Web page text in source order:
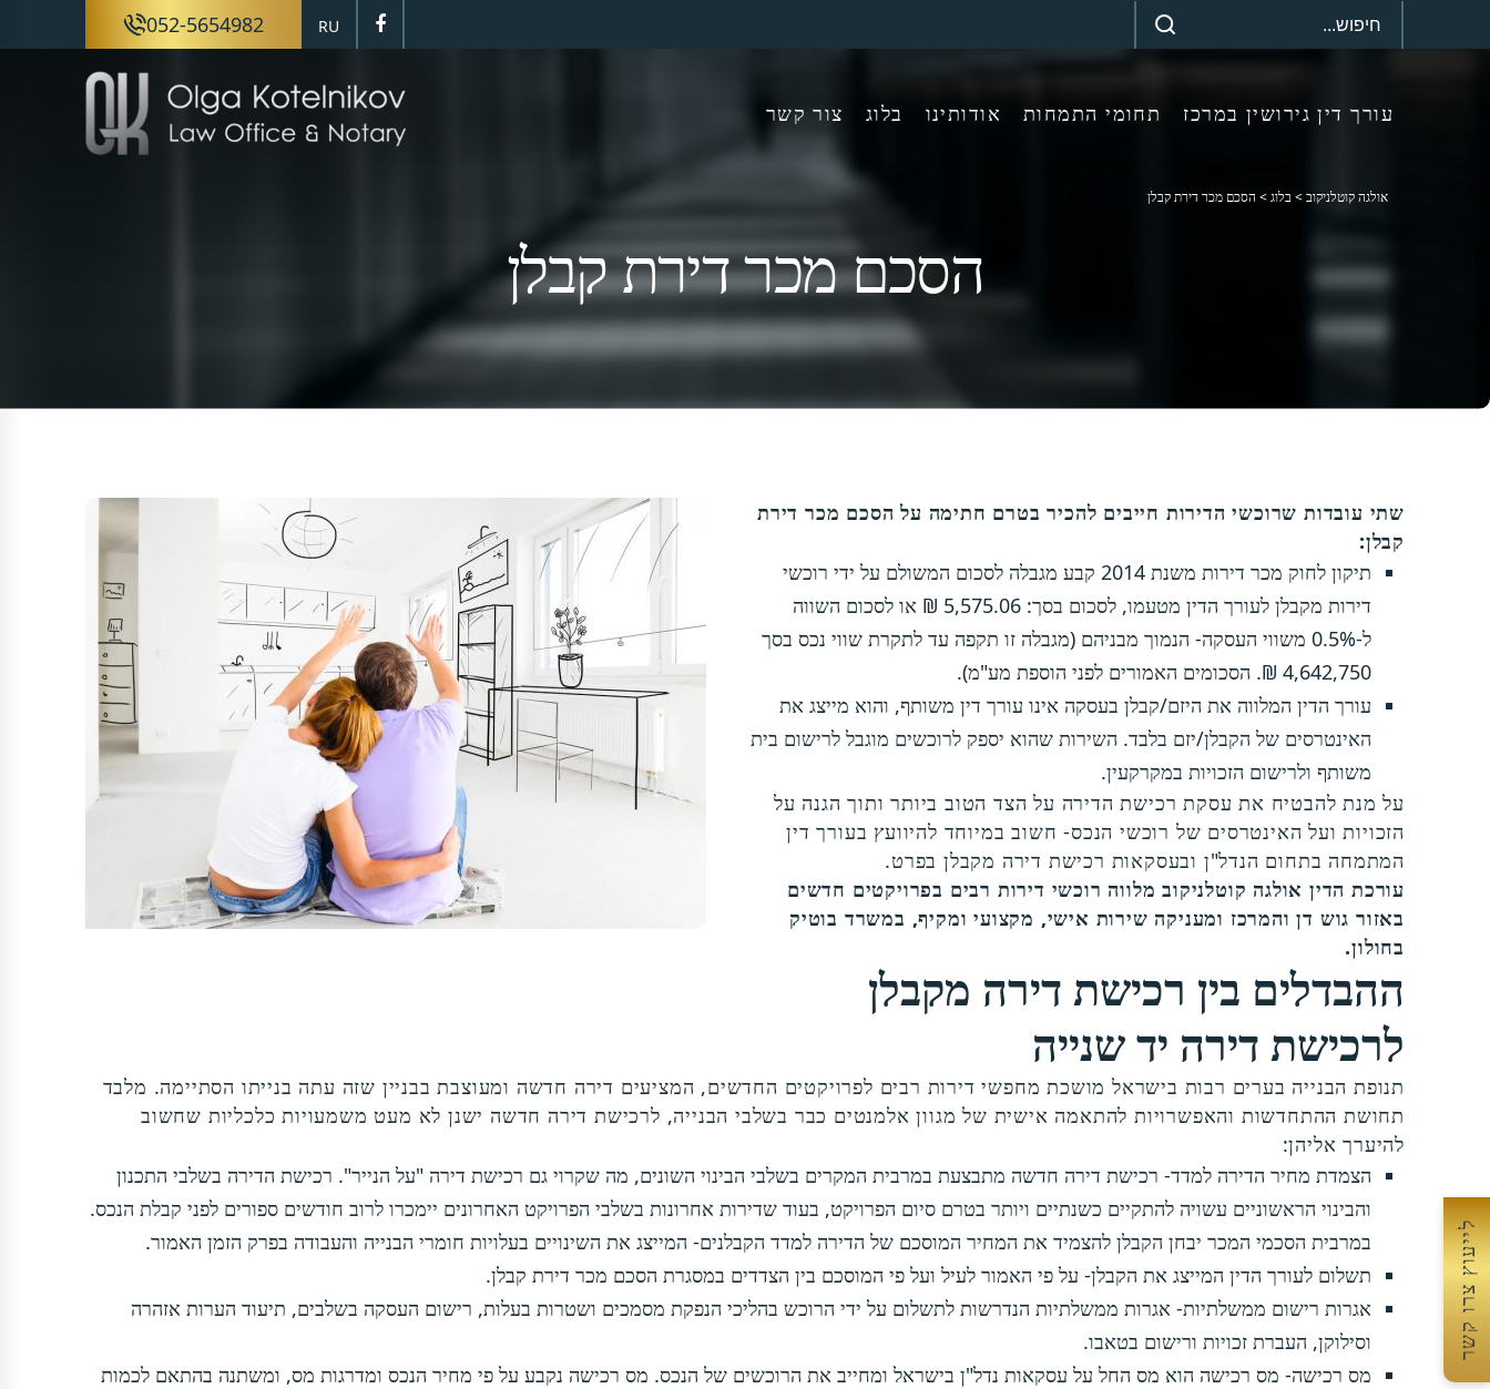
RU
052-5654982
עורך דין גירושין במרכז תחומי התמחות אודותינו בלוג צור קשר
לייעוץ צרו קשר
אולגה קוטלניקוב>בלוג> הסכם מכר דירת קבלן
הסכם מכר דירת קבלן
שתי עובדות שרוכשי הדירות חייבים להכיר בטרם חתימה על הסכם מכר דירת
קבלן:
תיקון לחוק מכר דירות משנת 2014 קבע מגבלה לסכום המשולם על ידי רוכשי
דירות מקבלן לעורך הדין מטעמו, לסכום בסך: 5,575.06 ₪ או לסכום השווה
ל-0.5% משווי העסקה- הנמוך מבניהם (מגבלה זו תקפה עד לתקרת שווי נכס בסך
4,642,750 ₪. הסכומים האמורים לפני הוספת מע"מ).
עורך הדין המלווה את היזם/קבלן בעסקה אינו עורך דין משותף, והוא מייצג את
האינטרסים של הקבלן/יזם בלבד. השירות שהוא יספק לרוכשים מוגבל לרישום בית
משותף ולרישום הזכויות במקרקעין.
על מנת להבטיח את עסקת רכישת הדירה על הצד הטוב ביותר ותוך הגנה על
הזכויות ועל האינטרסים של רוכשי הנכס- חשוב במיוחד להיוועץ בעורך דין
המתמחה בתחום הנדל"ן ובעסקאות רכישת דירה מקבלן בפרט.
עורכת הדין אולגה קוטלניקוב מלווה רוכשי דירות רבים בפרויקטים חדשים
באזור גוש דן והמרכז ומעניקה שירות אישי, מקצועי ומקיף, במשרד בוטיק
בחולון.
ההבדלים בין רכישת דירה מקבלן
לרכישת דירה יד שנייה
תנופת הבנייה בערים רבות בישראל מושכת מחפשי דירות רבים לפרויקטים החדשים, המציעים דירה חדשה ומעוצבת בבניין שזה עתה בנייתו הסתיימה. מלבד
תחושת ההתחדשות והאפשרויות להתאמה אישית של מגוון אלמנטים כבר בשלבי הבנייה, לרכישת דירה חדשה ישנן לא מעט משמעויות כלכליות שחשוב
להיערך אליהן:
הצמדת מחיר הדירה למדד- רכישת דירה חדשה מתבצעת במרבית המקרים בשלבי הבינוי השונים, מה שקרוי גם רכישת דירה "על הנייר". רכישת הדירה בשלבי התכנון
והבינוי הראשוניים עשויה להתקיים כשנתיים ויותר בטרם סיום הפרויקט, בעוד שדירות אחרונות בשלבי הפרויקט האחרונים יימכרו לרוב חודשים ספורים לפני קבלת הנכס.
במרבית הסכמי המכר יבחן הקבלן להצמיד את המחיר המוסכם של הדירה למדד הקבלנים- המייצג את השינויים בעלויות חומרי הבנייה והעבודה בפרק הזמן האמור.
תשלום לעורך הדין המייצג את הקבלן- על פי האמור לעיל ועל פי המוסכם בין הצדדים במסגרת הסכם מכר דירת קבלן.
אגרות רישום ממשלתיות- אגרות ממשלתיות הנדרשות לתשלום על ידי הרוכש בהליכי הנפקת מסמכים ושטרות בעלות, רישום העסקה בשלבים, תיעוד הערות אזהרה
וסילוקן, העברת זכויות ורישום בטאבו.
מס רכישה- מס רכישה הוא מס החל על עסקאות נדל"ן בישראל ומחייב את הרוכשים של הנכס. מס רכישה נקבע על פי מחיר הנכס ומדרגות מס, ומשתנה בהתאם לכמות